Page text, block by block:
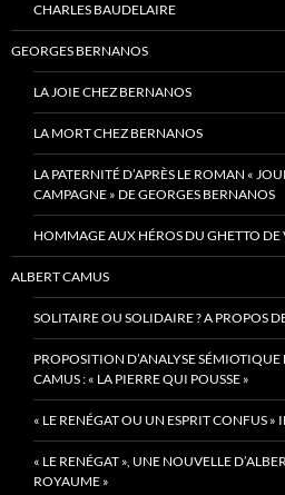
CHARLES BAUDELAIRE
GEORGES BERNANOS
LA JOIE CHEZ BERNANOS
LA MORT CHEZ BERNANOS
LA PATERNITÉ D’APRÈS LE ROMAN «
CAMPAGNE » DE GEORGES BERNANOS
HOMMAGE AUX HÉROS DU GHETTO DE
ALBERT CAMUS
SOLITAIRE OU SOLIDAIRE ? A PROPOS
PROPOSITION D’ANALYSE SÉMIOTIQUE
CAMUS : « LA PIERRE QUI POUSSE »
« LE RENÉGAT OU UN ESPRIT CONFUS »
« LE RENÉGAT », UNE NOUVELLE
ROYAUME »